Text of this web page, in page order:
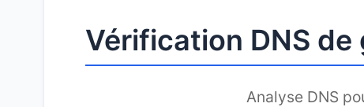
Vérification DNS
Analyse DNS